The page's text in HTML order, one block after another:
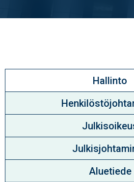
Hallinto
Aluetiede